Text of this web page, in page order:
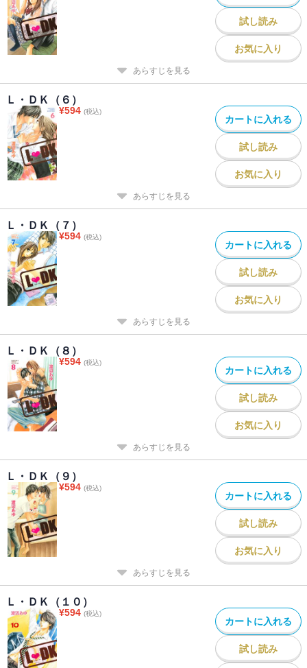
試し読み
お気に入り
あらすじを見る
Ｌ・ＤＫ（６）
¥594 (税込)
カートに入れる
試し読み
お気に入り
あらすじを見る
Ｌ・ＤＫ（７）
¥594 (税込)
カートに入れる
試し読み
お気に入り
あらすじを見る
Ｌ・ＤＫ（８）
¥594 (税込)
カートに入れる
試し読み
お気に入り
あらすじを見る
Ｌ・ＤＫ（９）
¥594 (税込)
カートに入れる
試し読み
お気に入り
あらすじを見る
Ｌ・ＤＫ（１０）
¥594 (税込)
カートに入れる
試し読み